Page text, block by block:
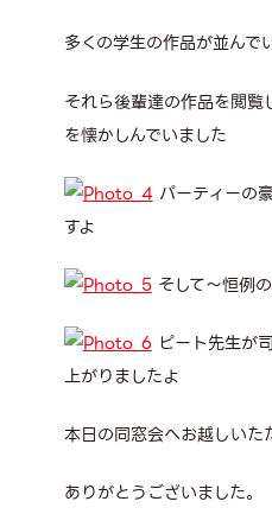
多くの学生の作品が並んで
それら後輩達の作品を閲覧
を懐かしんでいました
パーティーの
すよ
そして～恒例
ピート先生が
上がりましたよ
本日の同窓会へお越しいた
ありがとうございました。